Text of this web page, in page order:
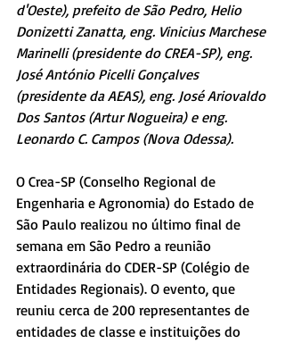
d'Oeste), prefeito de São Pedro, Helio
Donizetti Zanatta, eng. Vinicius Marchese
Marinelli (presidente do CREA-SP), eng.
José António Picelli Gonçalves
(presidente da AEAS), eng. José Ariovaldo
Dos Santos (Artur Nogueira) e eng.
Leonardo C. Campos (Nova Odessa).
O Crea-SP (Conselho Regional de
Engenharia e Agronomia) do Estado de
São Paulo realizou no último final de
semana em São Pedro a reunião
extraordinária do CDER-SP (Colégio de
Entidades Regionais). O evento, que
reuniu cerca de 200 representantes de
entidades de classe e instituições do